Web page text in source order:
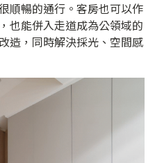
順暢的通行。客房也可以作
也能併入走道成為公領域的
造，同時解決採光、空間感